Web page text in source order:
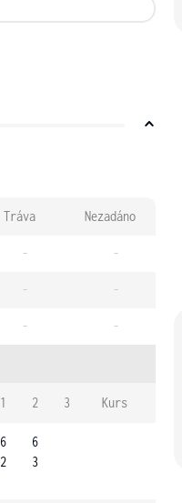
Tráva Nezadáno
- -
- -
- -
1 2 3 Kurs
6
2
6
3